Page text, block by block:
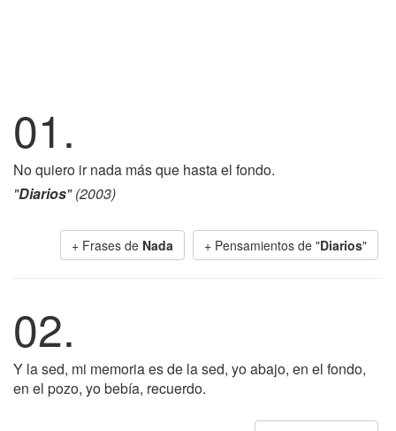
01.
No quiero ir nada más que hasta el fondo.
"Diarios" (2003)
+ Frases de Nada + Pensamientos de "Diarios"
02.
Y la sed, mi memoria es de la sed, yo abajo, en el fondo,
en el pozo, yo bebía, recuerdo.